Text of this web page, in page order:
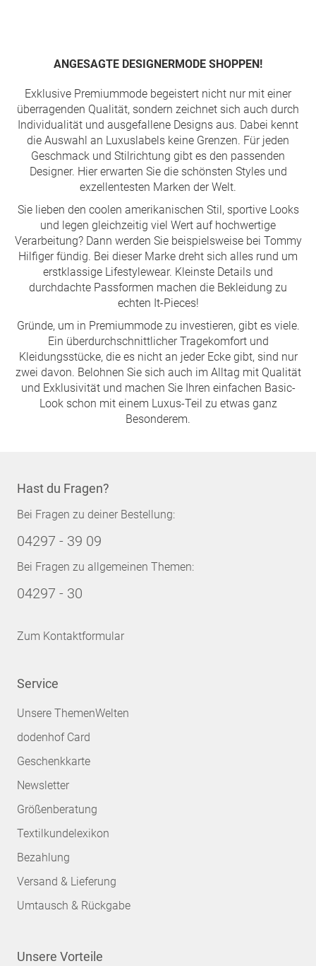
ANGESAGTE DESIGNERMODE SHOPPEN!
Exklusive Premiummode begeistert nicht nur mit einer
überragenden Qualität, sondern zeichnet sich auch durch
Individualität und ausgefallene Designs aus. Dabei kennt
die Auswahl an Luxuslabels keine Grenzen. Für jeden
Geschmack und Stilrichtung gibt es den passenden
Designer. Hier erwarten Sie die schönsten Styles und
exzellentesten Marken der Welt.
Sie lieben den coolen amerikanischen Stil, sportive Looks
und legen gleichzeitig viel Wert auf hochwertige
Verarbeitung? Dann werden Sie beispielsweise bei Tommy
Hilfiger fündig. Bei dieser Marke dreht sich alles rund um
erstklassige Lifestylewear. Kleinste Details und
durchdachte Passformen machen die Bekleidung zu
echten It-Pieces!
Gründe, um in Premiummode zu investieren, gibt es viele.
Ein überdurchschnittlicher Tragekomfort und
Kleidungsstücke, die es nicht an jeder Ecke gibt, sind nur
zwei davon. Belohnen Sie sich auch im Alltag mit Qualität
und Exklusivität und machen Sie Ihren einfachen Basic-
Look schon mit einem Luxus-Teil zu etwas ganz
Besonderem.
Hast du Fragen?
Bei Fragen zu deiner Bestellung:
04297 - 39 09
Bei Fragen zu allgemeinen Themen:
04297 - 30
Zum Kontaktformular
Service
Unsere ThemenWelten
dodenhof Card
Geschenkkarte
Newsletter
Größenberatung
Textilkundelexikon
Bezahlung
Versand & Lieferung
Umtausch & Rückgabe
Unsere Vorteile